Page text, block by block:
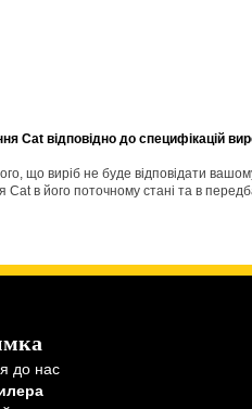
Cat відповідно до специфікацій
що виріб не буде відповідати
в його поточному стані та в
до нас